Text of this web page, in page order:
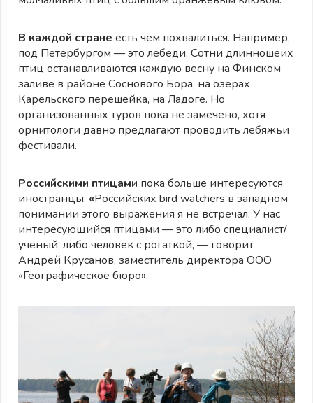
В каждой стране есть чем похвалиться. Например,
под Петербургом — это лебеди. Сотни длинношеих
птиц останавливаются каждую весну на Финском
заливе в районе Соснового Бора, на озерах
Карельского перешейка, на Ладоге. Но
организованных туров пока не замечено, хотя
орнитологи давно предлагают проводить лебяжьи
фестивали.
Российскими птицами пока больше интересуются
иностранцы. «Российских bird watchers в западном
понимании этого выражения я не встречал. У нас
интересующийся птицами — это либо специалист/
ученый, либо человек с рогаткой, — говорит
Андрей Крусанов, заместитель директора ООО
«Географическое бюро».